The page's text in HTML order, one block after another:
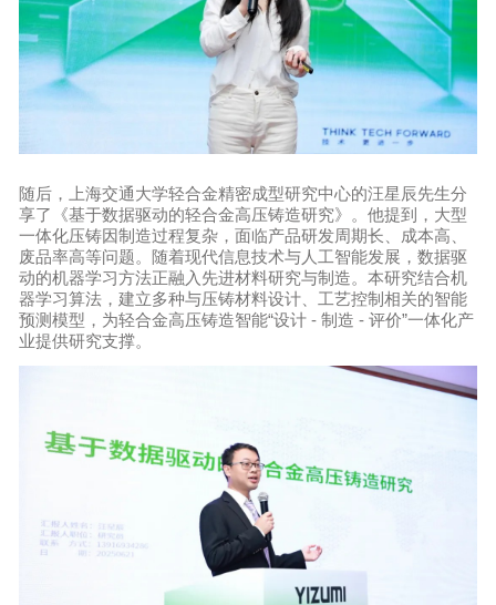
随后，上海交通大学轻合金精密成型研究中心的汪星辰先生分
享了《基于数据驱动的轻合金高压铸造研究》。他提到，大型
一体化压铸因制造过程复杂，面临产品研发周期长、成本高、
废品率高等问题。随着现代信息技术与人工智能发展，数据驱
动的机器学习方法正融入先进材料研究与制造。本研究结合机
器学习算法，建立多种与压铸材料设计、工艺控制相关的智能
预测模型，为轻合金高压铸造智能“设计 - 制造 - 评价”一体化产
业提供研究支撑。